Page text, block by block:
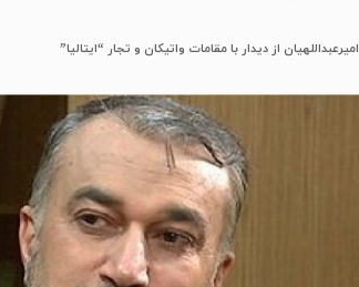
از دیدار با مقامات واتیکان و تجار “ایتالیا”